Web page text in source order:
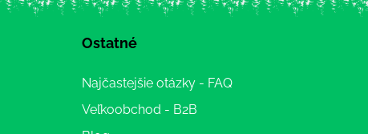
Ostatné
Najčastejšie otázky - FAQ
Veľkoobchod - B2B